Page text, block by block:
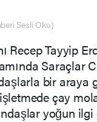
Sesli Oku)
Recep Tayyip
Saraçlar
bir araya
çay
yoğun